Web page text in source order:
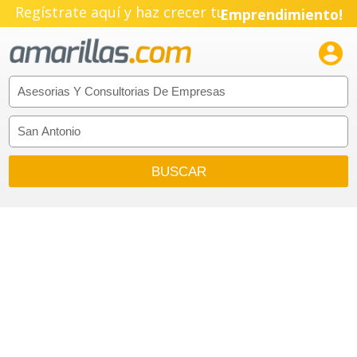
Regístrate aquí y haz crecer tuEmprendimiento!
